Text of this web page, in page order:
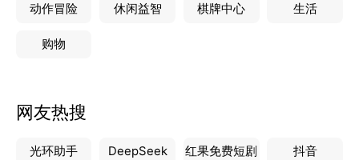
动作冒险 休闲益智 棋牌中心 生活
购物
网友热搜
光环助手 DeepSeek 红果免费短剧 抖音